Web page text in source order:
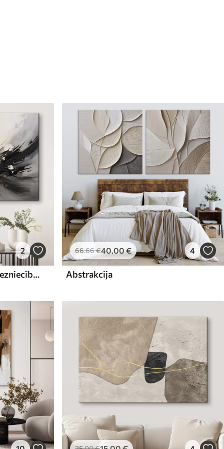
2
Abstrakta kompozīcija, glezniecības imitācija
66.66€40.00€ 4
Abstrakcija